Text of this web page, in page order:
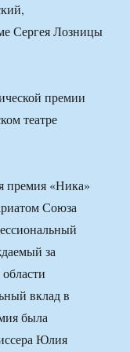
Сергея Лозницы
премии
театре
премия «Ника»
Союза
за
вклад в
была
Юлия